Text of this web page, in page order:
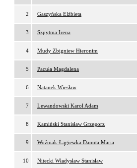
2 Gaszyńska Elżbieta
3 Szpytma Irena
4 Mudy Zbigniew Hieronim
5 Pacuła Magdalena
6 Natanek Wiesław
7 Lewandowski Karol Adam
8 Kamiński Stanisław Grzegorz
9 Woźniak-Łągiewka Danuta Maria
10 Nitecki Władysław Stanisław